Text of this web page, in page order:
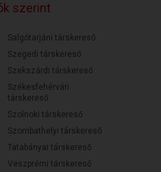
szerint
Salgótarjáni társkereső
Szegedi társkereső
Szekszárdi társkereső
Székesfehérvári
társkereső
Szolnoki társkereső
Szombathelyi társkereső
Tatabányai társkereső
Veszprémi társkereső